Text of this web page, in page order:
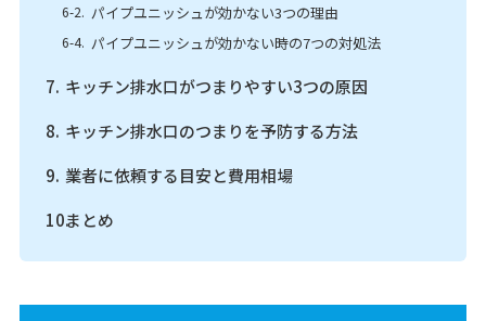
パイプユニッシュが効かない3つの理由
パイプユニッシュが効かない時の7つの対処法
キッチン排水口がつまりやすい3つの原因
キッチン排水口のつまりを予防する方法
業者に依頼する目安と費用相場
まとめ